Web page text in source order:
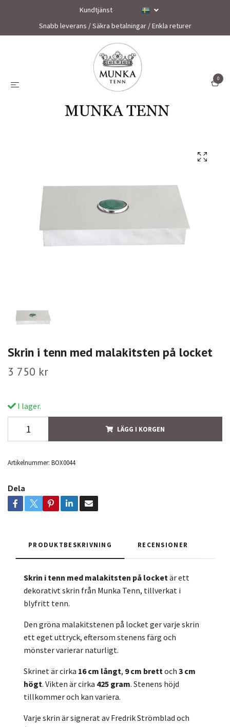
Kundtjänst
Snabb leverans / Säkra betalningar / Enkla returer
0
Skrin i tenn med malakitsten på locket
3 750 kr
I lager.
LÄGG I KORGEN
Artikelnummer: BOX0044
Dela
PRODUKTBESKRIVNING RECENSIONER
Skrin i tenn med malakitsten på locketär ett
dekorativt skrin från Munka Tenn, tillverkat i
blyfritt tenn.
Den gröna malakitstenen på locket ger varje skrin
ett eget uttryck, eftersom stenens färg och
mönster varierar naturligt.
Skrinet är cirka 16 cm långt, 9 cm brettoch 3 cm
högt. Vikten är cirka 425 gram. Stenens höjd
tillkommer och kan variera.
Varje skrin är signerat av Fredrik Strömblad och